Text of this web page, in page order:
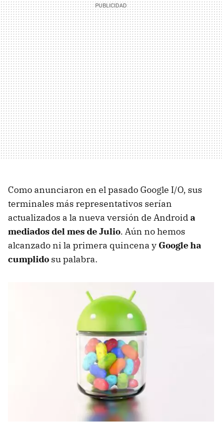
Como anunciaron en el pasado Google I/O, sus
terminales más representativos serían
actualizados a la nueva versión de Androida
mediados del mes de Julio. Aún no hemos
alcanzado ni la primera quincena y Google ha
cumplido su palabra.